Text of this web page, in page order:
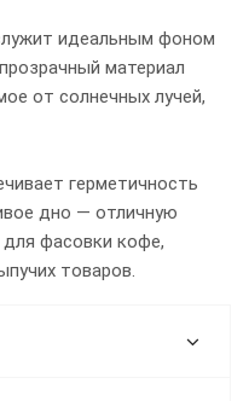
идеальным фоном
материал
от солнечных лучей,
герметичность
дно — отличную
фасовки кофе,
товаров.